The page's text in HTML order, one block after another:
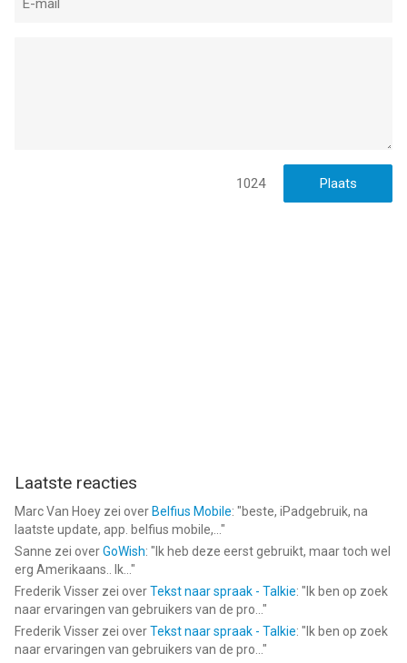
1024
Laatste reacties
Marc Van Hoey zei over Belfius Mobile: "beste, iPadgebruik, na
laatste update, app. belfius mobile,... "
Sanne zei overGoWish: " Ik heb deze eerst gebruikt, maar toch wel
erg Amerikaans.. Ik... "
Frederik Visser zei overTekst naar spraak - Talkie: " Ik ben op zoek
naar ervaringen van gebruikers van de pro... "
Frederik Visser zei overTekst naar spraak - Talkie: " Ik ben op zoek
naar ervaringen van gebruikers van de pro... "